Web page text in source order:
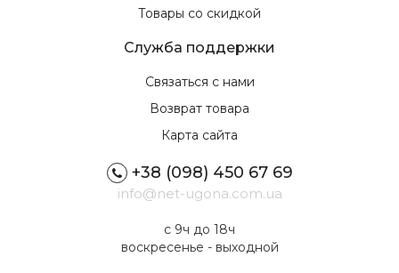
Товары со скидкой
Служба поддержки
Связаться с нами
Возврат товара
Карта сайта
+38 (098) 450 67 69
info@net-ugona.com.ua
с 9ч до 18ч
воскресенье - выходной